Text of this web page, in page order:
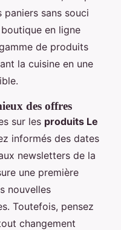
paniers sans souci
en ligne
de produits
la cuisine en une
des offres
sur les produits Le
informés des dates
newsletters de la
une première
nouvelles
Toutefois, pensez
changement